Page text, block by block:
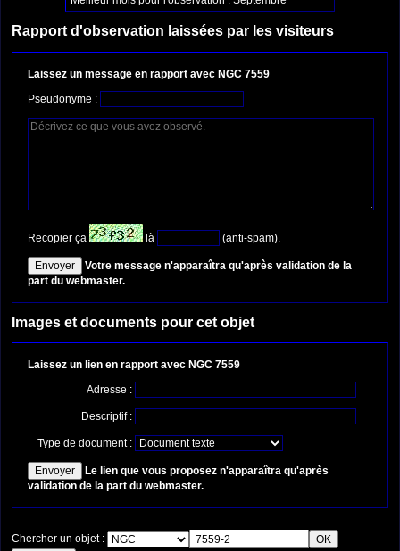
Rapport d'observation laissées par les visiteurs
Laissez un message en rapport avec NGC 7559
Pseudonyme :
Recopier ça là (anti-spam).
Votre message n'apparaîtra qu'après validation de la
part du webmaster.
Images et documents pour cet objet
Laissez un lien en rapport avec NGC 7559
Adresse :
Descriptif :
Type de document :
Le lien que vous proposez n'apparaîtra qu'après
validation de la part du webmaster.
Chercher un objet :